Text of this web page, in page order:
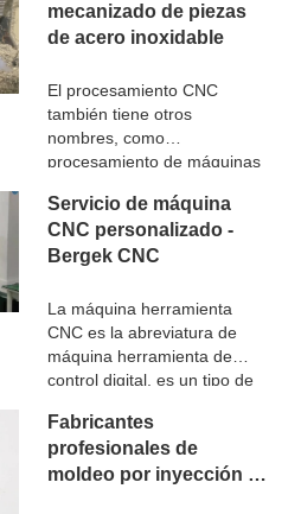
mecanizado de piezas
de acero inoxidable
El procesamiento CNC
también tiene otros
nombres, como
procesamiento de máquinas
computadora y llamado
centro de procesamiento
CNC, el trabajo principal es
procesamiento, el trabajo
manual original en
programación de
computadora. Es una
herramienta automática
controlada por el programa.
Este sistema de control
Servicio de máquina
CNC personalizado -
Bergek CNC
La máquina herramienta
CNC es la abreviatura de
máquina herramienta de
control digital, es un tipo de
automática equipada con el
sistema de control de
programa. El sistema de
Fabricantes
profesionales de
moldeo por inyección -